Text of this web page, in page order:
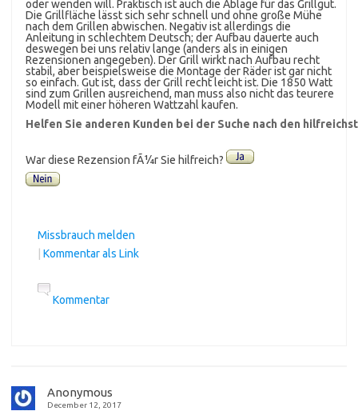
oder wenden will. Praktisch ist auch die Ablage für das Grillgut.
Die Grillfläche lässt sich sehr schnell und ohne große Mühe
nach dem Grillen abwischen. Negativ ist allerdings die
Anleitung in schlechtem Deutsch; der Aufbau dauerte auch
deswegen bei uns relativ lange (anders als in einigen
Rezensionen angegeben). Der Grill wirkt nach Aufbau recht
stabil, aber beispielsweise die Montage der Räder ist gar nicht
so einfach. Gut ist, dass der Grill recht leicht ist. Die 1850 Watt
sind zum Grillen ausreichend, man muss also nicht das teurere
Modell mit einer höheren Wattzahl kaufen.
Helfen Sie anderen Kunden bei der Suche nach den
War diese Rezension fÃ¼r Sie hilfreich?
Missbrauch melden
Kommentar als Link
Kommentar
Anonymous
December 12, 2017